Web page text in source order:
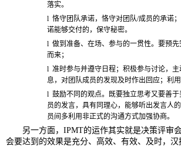
落实。
l 恪守团队承诺，恪守对团队/成员的承诺
诺能够交付的，保守秘密。
l 做到准备、在场、参与的一贯性。要预
而来；
l 准时参与并遵守日程；积极参与讨论，
息，对团队成员的发现及时作出回应；利用
l 鼓励不同的观点。既要独立思考又要善
员的发言，具有同理心，能够听出发言人
员间多利用非正式的沟通方式加强协商。
另一方面，IPMT的运作其实就是决策评审
会要达到的效果是充分、高效、有效、及时，汉